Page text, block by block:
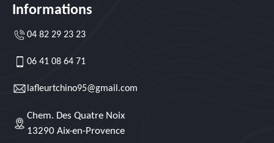
Informations
04 82 29 23 23
06 41 08 64 71
lafleurtchino95@gmail.com
Chem. Des Quatre Noix
13290 Aix-en-Provence